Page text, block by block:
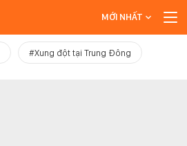
MỚI NHẤT
#Xung đột tại Trung Đông